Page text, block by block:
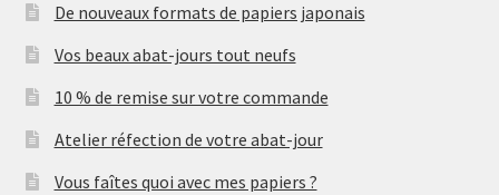
De nouveaux formats de papiers japonais
Vos beaux abat-jours tout neufs
10 % de remise sur votre commande
Atelier réfection de votre abat-jour
Vous faîtes quoi avec mes papiers ?